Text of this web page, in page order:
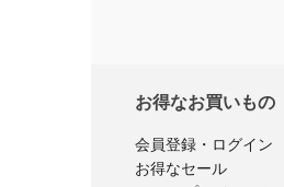
お得なお買いもの
会員登録・ログイン
お得なセール